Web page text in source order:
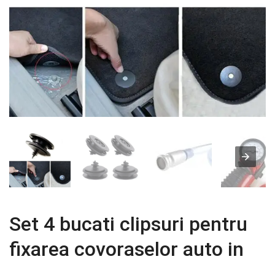
Set 4 bucati clipsuri pentru
fixarea covoraselor auto in